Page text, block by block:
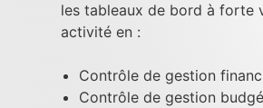
les tableaux de bord à forte
activité en :
Contrôle de gestion
Contrôle de gestion